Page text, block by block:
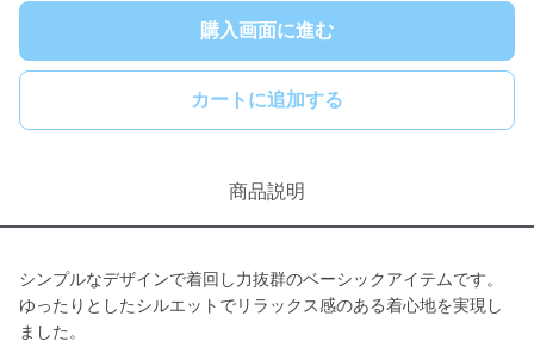
購入画面に進む
カートに追加する
商品説明
シンプルなデザインで着回し力抜群のベーシックアイテムです。
ゆったりとしたシルエットでリラックス感のある着心地を実現し
ました。